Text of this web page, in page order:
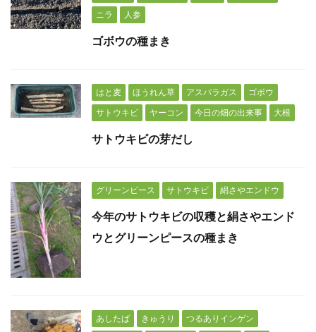
ニラ
人参
ゴボウの種まき
はと麦 ほうれん草 アスパラガス
ゴボウ
サトウキビ
ヤーコン 今日の畑の出来事 大根
サトウキビの芽だし
グリーンピース サトウキビ 絹さやエンドウ
今年のサトウキビの収穫と絹さやエンド
ウとグリーンピースの種まき
あしたば きゅうり
つるありインゲン